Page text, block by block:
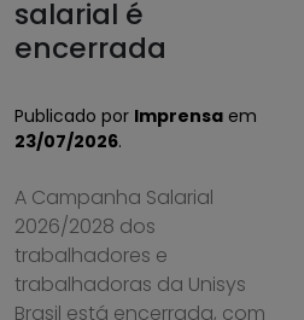
salarial é
encerrada
Publicado por Imprensa em
23/07/2026.
A Campanha Salarial
2026/2028 dos
trabalhadores e
trabalhadoras da Unisys
Brasil está encerrada, com